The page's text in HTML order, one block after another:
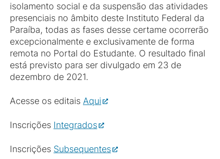
isolamento social e da suspensão das atividades
presenciais no âmbito deste Instituto Federal da
Paraíba, todas as fases desse certame ocorrerão
excepcionalmente e exclusivamente de forma
remota no Portal do Estudante. O resultado final
está previsto para ser divulgado em 23 de
dezembro de 2021.
Acesse os editais Aqui
Inscrições Integrados
Inscrições Subsequentes